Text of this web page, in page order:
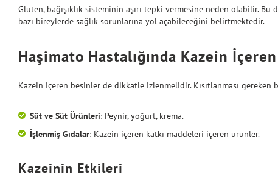
Gluten, bağışıklık sisteminin aşırı tepki vermesine neden olabilir.
bazı bireylerde sağlık sorunlarına yol açabileceğini belirtmektedir.
Haşimato Hastalığında Kazein
Kazein içeren besinler de dikkatle izlenmelidir. Kısıtlanması gereken
Süt ve Süt Ürünleri: Peynir, yoğurt, krema.
İşlenmiş Gıdalar: Kazein içeren katkı maddeleri içeren ürünler.
Kazeinin Etkileri